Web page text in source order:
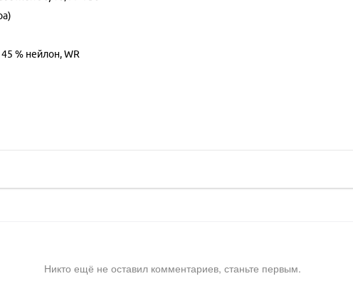
% нейлон, WR
Никто ещё не оставил комментариев, станьте первым.